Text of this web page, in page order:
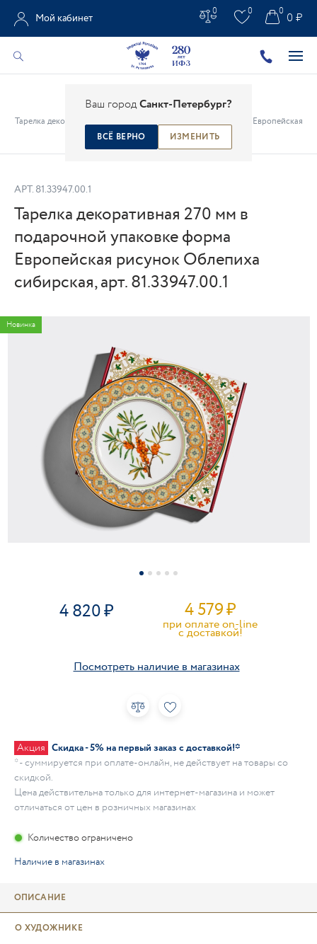
Ваш городСанкт-Петербург?
ВСЁ ВЕРНО ИЗМЕНИТЬ
Мой кабинет
0 0 0 ₽
0
Декоративные настенные тарелки /
Тарелка декоративная 270 мм в подарочной упаковке форма Европейская
рисунок Облепиха сибирская, арт. 81.33947.00.1
АРТ. 81.33947.00.1
Тарелка декоративная 270 мм в
подарочной упаковке форма
Европейская рисунок Облепиха
сибирская, арт. 81.33947.00.1
Новинка
4 820 4 579₽
при оплате on-line
c доставкой!
Посмотреть наличие в магазинах
Акция Скидка - 5% на первый заказ с доставкой!*
* - суммируется при оплате-онлайн, не действует на товары со
скидкой.
Цена действительна только для интернет-магазина и может
отличаться от цен в розничных магазинах
Количество ограничено
Наличие в магазинах
ОПИСАНИЕ
О ХУДОЖНИКЕ